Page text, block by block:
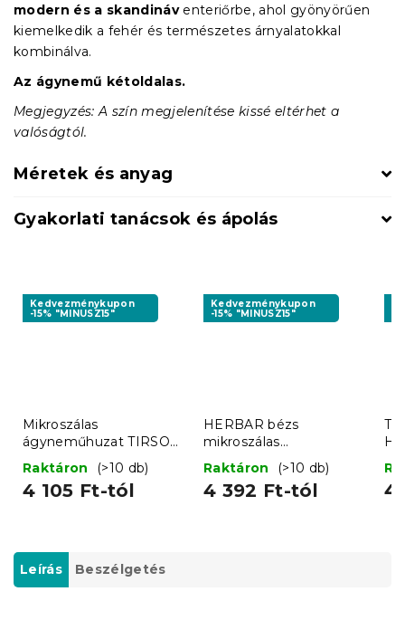
modern és a skandináventeriőrbe, ahol gyönyörűen
kiemelkedik a fehér és természetes árnyalatokkal
kombinálva.
Az ágynemű kétoldalas.
Megjegyzés: A szín megjelenítése kissé eltérhet a
valóságtól.
Méretek és anyag
Gyakorlati tanácsok és ápolás
Kedvezménykupon
-15% "MINUSZ15"
Mikroszálas
ágyneműhuzat TIRSO
szürke-fehér
Raktáron (>10 db)
4 105 Ft-tól
Kedvezménykupon
-15% "MINUSZ15"
HERBAR bézs
mikroszálas
ágyneműhuzat
Raktáron (>10 db)
4 392 Ft-tól 4
Leírás Beszélgetés